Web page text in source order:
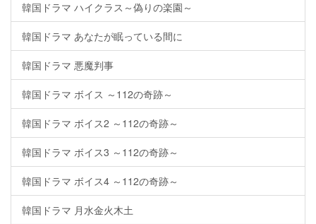
韓国ドラマ ハイクラス～偽りの楽園～
韓国ドラマ あなたが眠っている間に
韓国ドラマ 悪魔判事
韓国ドラマ ボイス ～112の奇跡～
韓国ドラマ ボイス2 ～112の奇跡～
韓国ドラマ ボイス3 ～112の奇跡～
韓国ドラマ ボイス4 ～112の奇跡～
韓国ドラマ 月水金火木土